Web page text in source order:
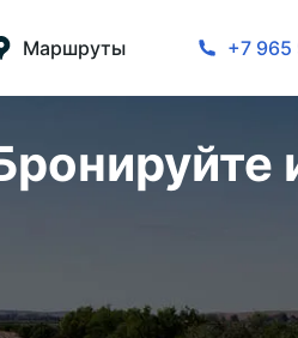
Маршруты +7 965